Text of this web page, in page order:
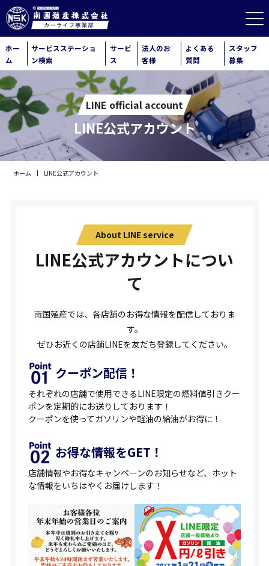
ホー
ム
サービスステーショ
ン検索
サービ
ス
法人のお
客様
よくある
質問
スタッフ
募集
LINE official account
LINE公式アカウント
ホーム LINE公式アカウント
About LINE service
LINE公式アカウントについ
て
南国殖産では、各店舗のお得な情報を配信しておりま
す。
ぜひお近くの店舗LINEを友だち登録してください。
クーポン配信！
それぞれの店舗で使用できるLINE限定の燃料値引きクー
ポンを定期的にお送りしております！
クーポンを使ってガソリンや軽油の給油がお得に！
お得な情報をGET！
店舗情報やお得なキャンペーンのお知らせなど、ホット
な情報をいちはやくお届けします！